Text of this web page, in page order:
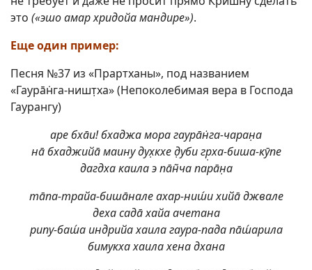
это («эшо амар хридойа мандире»).
Еще один пример:
Песня №37 из «Прартханы», под названием
«Гаурāн̇га-ништ̣ха» (Непоколебимая вера в Господа
Гаурангу)
аре бхāи! бхаджа мора гаурāн̇га-чаран̣а
нā бхаджийā маину дух̣кхе д̣уби гр̣ха-биша-кӯпе
дагдха каила э пāн̃ча парāн̣а
тāпа-трайа-бишāнале ахар-ниш́и хийā джвале
деха садā хайа ачетана
рипу-баш́а индрийа хаила гаура-пада пāш́арила
бимукха хаила хена дхана